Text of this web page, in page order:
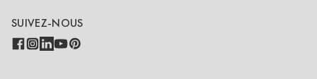
SUIVEZ-NOUS